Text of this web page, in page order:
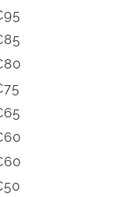
95
85
80
75
65
60
60
50